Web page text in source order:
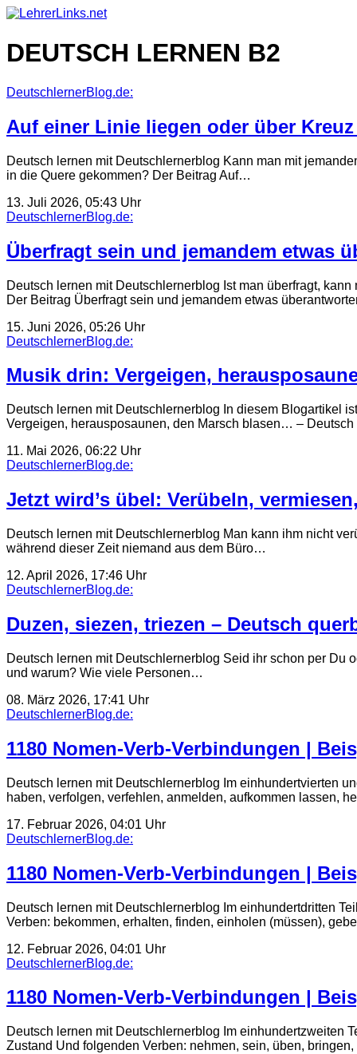
Skip
content
DEUTSCH LERNEN B2
DeutschlernerBlog.de:
Auf einer Linie liegen oder über
Deutsch lernen mit Deutschlernerblog Kann man mit
in die Quere gekommen? Der Beitrag Auf…
13. Juli 2026, 05:43 Uhr
DeutschlernerBlog.de:
Überfragt sein und jemandem etwas
Deutsch lernen mit Deutschlernerblog Ist man überfragt,
Der Beitrag Überfragt sein und jemandem etwas
15. Juni 2026, 05:26 Uhr
DeutschlernerBlog.de:
Musik drin: Vergeigen,
Deutsch lernen mit Deutschlernerblog In diesem Blogartikel
Vergeigen, herausposaunen, den Marsch blasen… –
11. Mai 2026, 06:22 Uhr
DeutschlernerBlog.de:
Jetzt wird’s übel: Verübeln,
Deutsch lernen mit Deutschlernerblog Man kann ihm nicht
während dieser Zeit niemand aus dem Büro…
12. April 2026, 17:46 Uhr
DeutschlernerBlog.de:
Duzen, siezen, triezen – Deutsch
Deutsch lernen mit Deutschlernerblog Seid ihr schon per Du
und warum? Wie viele Personen…
08. März 2026, 17:41 Uhr
DeutschlernerBlog.de:
1180 Nomen-Verb-Verbindungen |
Deutsch lernen mit Deutschlernerblog Im einhundertvierten
haben, verfolgen, verfehlen, anmelden, aufkommen lassen,
17. Februar 2026, 04:01 Uhr
DeutschlernerBlog.de:
1180 Nomen-Verb-Verbindungen |
Deutsch lernen mit Deutschlernerblog Im einhundertdritten
Verben: bekommen, erhalten, finden, einholen (müssen),
12. Februar 2026, 04:01 Uhr
DeutschlernerBlog.de:
1180 Nomen-Verb-Verbindungen |
Deutsch lernen mit Deutschlernerblog Im einhundertzweiten
Zustand Und folgenden Verben: nehmen, sein, üben,